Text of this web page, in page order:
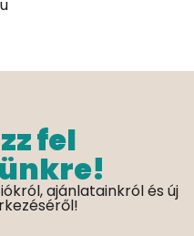
fel
ajánlatainkról és új